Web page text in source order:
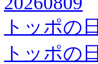
トッポの日
トッポの日